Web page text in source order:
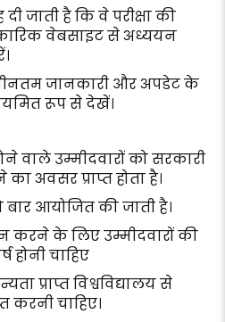
जाती है कि वे परीक्षा की
वेबसाइट से अध्ययन
जानकारी और अपडेट के
रूप से देखें।
होने वाले उम्मीदवारों को सरकारी
अवसर प्राप्त होता है।
बार आयोजित की जाती है।
करने के लिए उम्मीदवारों की
चाहिए
प्राप्त विश्वविद्यालय से
करनी चाहिए।